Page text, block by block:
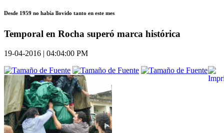
Desde 1959 no había llovido tanto en este mes
Temporal en Rocha superó marca histórica
19-04-2016 | 04:04:00 PM